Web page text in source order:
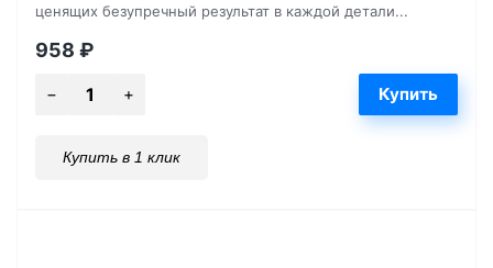
ценящих безупречный результат в каждой детали...
958 ₽
Купить в 1 клик